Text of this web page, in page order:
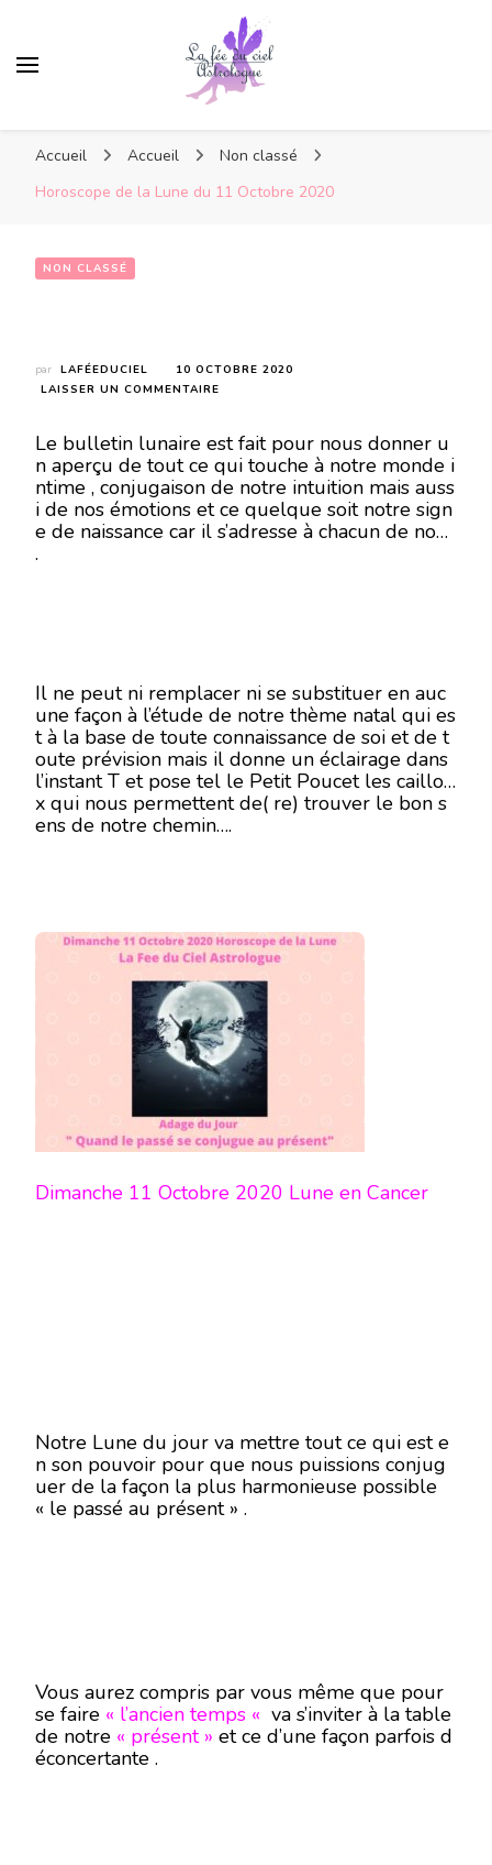
Accueil Accueil
Non classé
Horoscope de la Lune du 11 Octobre 2020
NON CLASSÉ
par LAFÉEDUCIEL
10 OCTOBRE 2020
LAISSER UN COMMENTAIRE
LA
LUNE
DU
11
OCTOBRE
Le bulletin lunaire est fait pour nous donner u
n aperçu de tout ce qui touche à notre monde i
ntime , conjugaison de notre intuition mais auss
i de nos émotions et ce quelque soit notre sign
e de naissance car il s’adresse à chacun de nous
.
Il ne peut ni remplacer ni se substituer en auc
une façon à l’étude de notre thème natal qui es
t à la base de toute connaissance de soi et de t
oute prévision mais il donne un éclairage dans
l’instant T et pose tel le Petit Poucet les caillou
x qui nous permettent de( re) trouver le bon s
ens de notre chemin….
Dimanche 11 Octobre 2020 Lune en Cancer
Notre Lune du jour va mettre tout ce qui est e
n son pouvoir pour que nous puissions conjug
uer de la façon la plus harmonieuse possible
« le passé au présent » .
Vous aurez compris par vous même que pour
se faire « l’ancien temps « va s’inviter à la table
de notre « présent » et ce d’une façon parfois d
éconcertante .